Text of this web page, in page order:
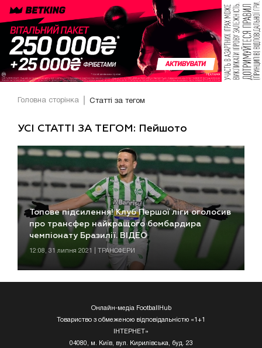
Головна сторінка Статті за тегом
УСІ СТАТТІ ЗА ТЕГОМ: Пейшото
Топове підсилення! Клуб Першої ліги оголосив
про трансфер найкращого бомбардира
чемпіонату Бразилії. ВІДЕО
12:08, 31 липня 2021 | ТРАНСФЕРИ
Онлайн-медіа FootballHub
Товариство з обмеженою відповідальністю «1+1
ІНТЕРНЕТ»
04080, м. Київ, вул. Кирилівська, буд. 23